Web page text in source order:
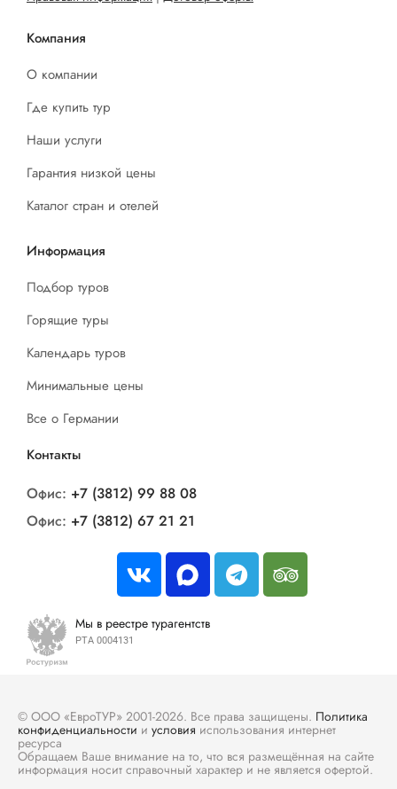
Компания
О компании
Где купить тур
Наши услуги
Гарантия низкой цены
Каталог стран и отелей
Информация
Подбор туров
Горящие туры
Календарь туров
Минимальные цены
Все о Германии
Контакты
Офис: +7 (3812) 99 88 08
Офис: +7 (3812) 67 21 21
Мы в реестре турагентств
РТА 0004131
© ООО «ЕвроТУР» 2001-2026. Все права защищены. Политика
конфиденциальности и условия использования интернет
ресурса
Обращаем Ваше внимание на то, что вся размещённая на сайте
информация носит справочный характер и не является офертой.